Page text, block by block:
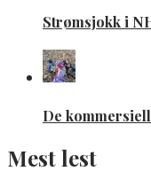
Strømsjokk i
De
Mest lest